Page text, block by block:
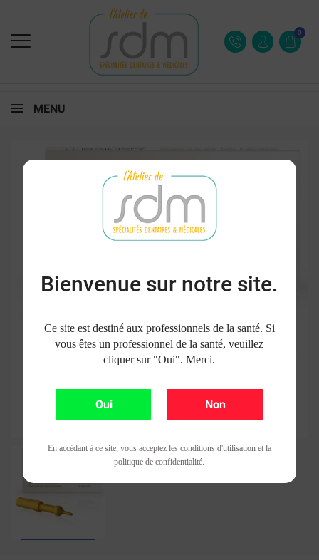
Bienvenue sur notre site.
Ce site est destiné aux professionnels de la santé. Si
vous êtes un professionnel de la santé, veuillez
cliquer sur "Oui". Merci.
Oui Non
En accédant à ce site, vous acceptez les conditions d'utilisation et la
politique de confidentialité.
0
MENU